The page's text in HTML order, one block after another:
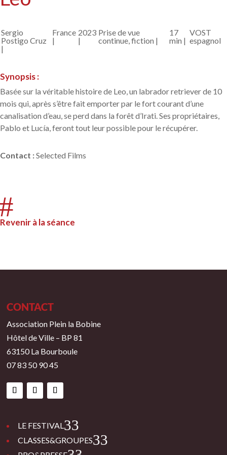
Sergio
Postigo Cruz
|
France
|
2023
|
Prise de vue
continue, fiction |
17
min |
VOST
espagnol
Synopsis :
Basée sur la véritable histoire de Leo, un labrador retriever de 10
mois qui, après s’être fait emporter par le fort courant d’une
canalisation d’eau, se perd dans la forêt d’Irati. Ses propriétaires,
Pablo et Lucía, feront tout leur possible pour le récupérer.
Contact :Selected Films
Revenir à la séance
CONTACT
Association Plein la Bobine
Hôtel de Ville – BP 81
63150 La Bourboule
07 83 50 90 45
LE FESTIVAL 3
CLASSES&GROUPES 3